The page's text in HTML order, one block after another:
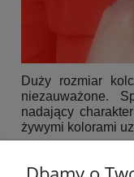
Duży rozmiar
niezauważone.
nadający
żywymi kolorami